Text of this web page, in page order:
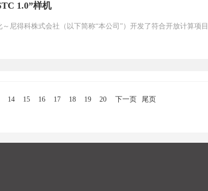
1.0”样机
尼得科株式会社（以下简称“本公司”）开发了符合开放计算项目
14 15 16 17 18 19 20 下一页 尾页